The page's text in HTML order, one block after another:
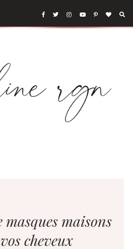
masques maisons
cheveux